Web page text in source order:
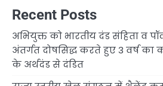
Recent Posts
अभियुक्त को भारतीय दंड संहिता व
अंतर्गत दोषसिद्ध करते हुए 3 वर्ष का
के अर्थदंड से दंडित